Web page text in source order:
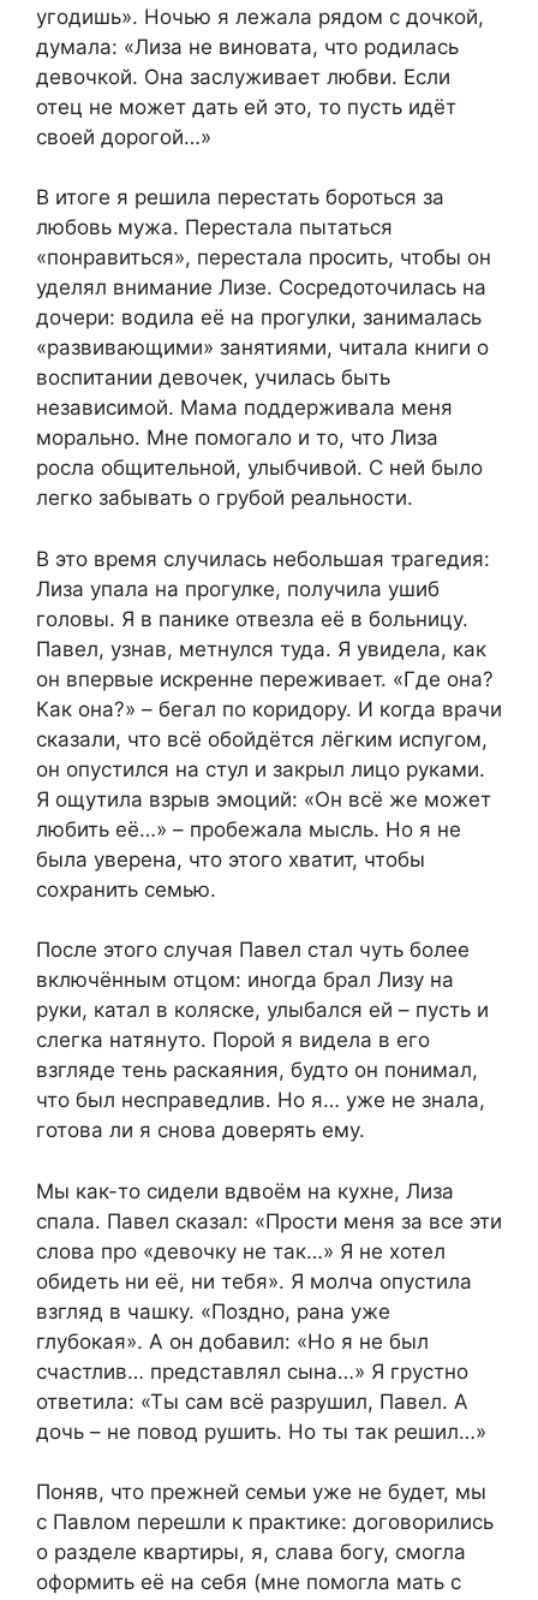
угодишь». Ночью я лежала рядом с дочкой,
думала: «Лиза не виновата, что родилась
девочкой. Она заслуживает любви. Если
отец не может дать ей это, то пусть идёт
своей дорогой…»
В итоге я решила перестать бороться за
любовь мужа. Перестала пытаться
«понравиться», перестала просить, чтобы он
уделял внимание Лизе. Сосредоточилась на
дочери: водила её на прогулки, занималась
«развивающими» занятиями, читала книги о
воспитании девочек, училась быть
независимой. Мама поддерживала меня
морально. Мне помогало и то, что Лиза
росла общительной, улыбчивой. С ней было
легко забывать о грубой реальности.
В это время случилась небольшая трагедия:
Лиза упала на прогулке, получила ушиб
головы. Я в панике отвезла её в больницу.
Павел, узнав, метнулся туда. Я увидела, как
он впервые искренне переживает. «Где она?
Как она?» – бегал по коридору. И когда врачи
сказали, что всё обойдётся лёгким испугом,
он опустился на стул и закрыл лицо руками.
Я ощутила взрыв эмоций: «Он всё же может
любить её…» – пробежала мысль. Но я не
была уверена, что этого хватит, чтобы
сохранить семью.
После этого случая Павел стал чуть более
включённым отцом: иногда брал Лизу на
руки, катал в коляске, улыбался ей – пусть и
слегка натянуто. Порой я видела в его
взгляде тень раскаяния, будто он понимал,
что был несправедлив. Но я… уже не знала,
готова ли я снова доверять ему.
Мы как-то сидели вдвоём на кухне, Лиза
спала. Павел сказал: «Прости меня за все эти
слова про «девочку не так…» Я не хотел
обидеть ни её, ни тебя». Я молча опустила
взгляд в чашку. «Поздно, рана уже
глубокая». А он добавил: «Но я не был
счастлив… представлял сына…» Я грустно
ответила: «Ты сам всё разрушил, Павел. А
дочь – не повод рушить. Но ты так решил…»
Поняв, что прежней семьи уже не будет, мы
с Павлом перешли к практике: договорились
о разделе квартиры, я, слава богу, смогла
оформить её на себя (мне помогла мать с